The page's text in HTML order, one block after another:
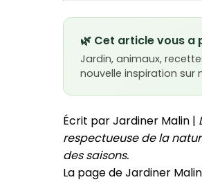
🌿 Cet article vous a
Jardin, animaux,
nouvelle inspiration sur
Écrit par Jardiner Malin |
respectueuse de la
des saisons.
La page de Jardiner Malin